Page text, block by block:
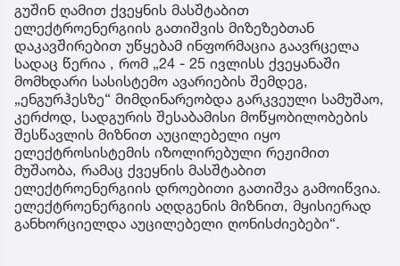
გუშინ ღამით ქვეყნის მასშტაბით
ელექტროენერგიის გათიშვის მიზეზებთან
დაკავშირებით უწყებამ ინფორმაცია გაავრცელა
სადაც წერია , რომ „24 - 25 ივლისს ქვეყანაში
მომხდარი სასისტემო ავარიების შემდეგ,
„ენგურჰესზე“ მიმდინარეობდა გარკვეული სამუშაო,
კერძოდ, სადგურის შესაბამისი მოწყობილობების
შესწავლის მიზნით აუცილებელი იყო
ელექტროსისტემის იზოლირებული რეჟიმით
მუშაობა, რამაც ქვეყნის მასშტაბით
ელექტროენერგიის დროებითი გათიშვა გამოიწვია.
ელექტროენერგიის აღდგენის მიზნით, მყისიერად
განხორციელდა აუცილებელი ღონისძიებები“.